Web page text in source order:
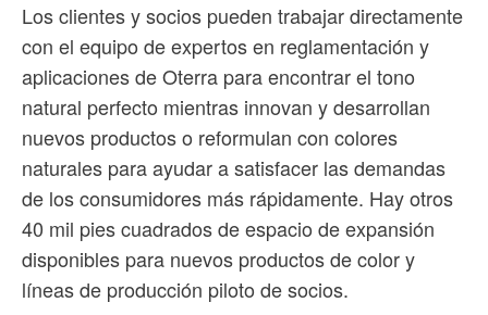
Los clientes y socios pueden trabajar directamente
con el equipo de expertos en reglamentación y
aplicaciones de Oterra para encontrar el tono
natural perfecto mientras innovan y desarrollan
nuevos productos o reformulan con colores
naturales para ayudar a satisfacer las demandas
de los consumidores más rápidamente. Hay otros
40 mil pies cuadrados de espacio de expansión
disponibles para nuevos productos de color y
líneas de producción piloto de socios.